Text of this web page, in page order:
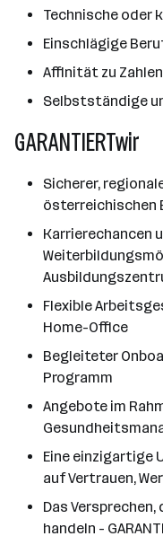
Technische oder
Einschlägige
Affinität zu Zahlen
Selbstständige
GARANTIERTwir
Sicherer,
österreichischen
Karrierechancen
Flexible
Home-Office
Begleiteter
Programm
Angebote im
Eine einzigartige
auf Vertrauen,
Das
handeln -